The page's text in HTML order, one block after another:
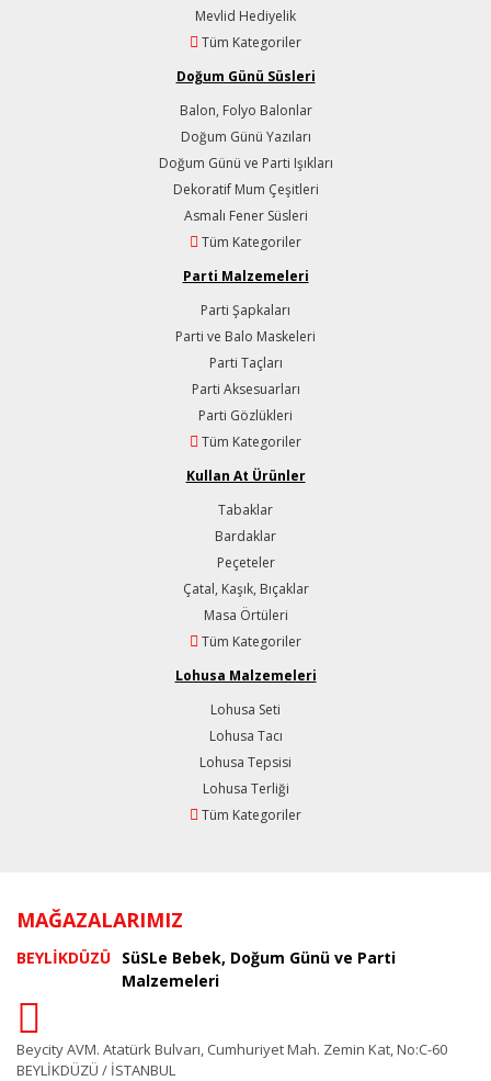
Mevlid Hediyelik
Tüm Kategoriler
Doğum Günü Süsleri
Balon, Folyo Balonlar
Doğum Günü Yazıları
Doğum Günü ve Parti Işıkları
Dekoratif Mum Çeşitleri
Asmalı Fener Süsleri
Tüm Kategoriler
Parti Malzemeleri
Parti Şapkaları
Parti ve Balo Maskeleri
Parti Taçları
Parti Aksesuarları
Parti Gözlükleri
Tüm Kategoriler
Kullan At Ürünler
Tabaklar
Bardaklar
Peçeteler
Çatal, Kaşık, Bıçaklar
Masa Örtüleri
Tüm Kategoriler
Lohusa Malzemeleri
Lohusa Seti
Lohusa Tacı
Lohusa Tepsisi
Lohusa Terliği
Tüm Kategoriler
MAĞAZALARIMIZ
BEYLİKDÜZÜ SüSLe Bebek, Doğum Günü ve Parti
Malzemeleri
Beycity AVM. Atatürk Bulvarı, Cumhuriyet Mah. Zemin Kat, No:C-60
BEYLİKDÜZÜ / İSTANBUL